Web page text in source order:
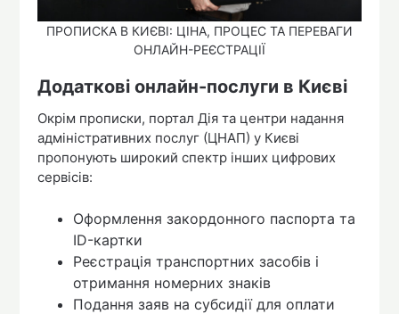
ПРОПИСКА В КИЄВІ: ЦІНА, ПРОЦЕС ТА ПЕРЕВАГИ
ОНЛАЙН-РЕЄСТРАЦІЇ
Додаткові онлайн-послуги в Києві
Окрім прописки, портал Дія та центри надання
адміністративних послуг (ЦНАП) у Києві
пропонують широкий спектр інших цифрових
сервісів:
Оформлення закордонного паспорта та
ID-картки
Реєстрація транспортних засобів і
отримання номерних знаків
Подання заяв на субсидії для оплати